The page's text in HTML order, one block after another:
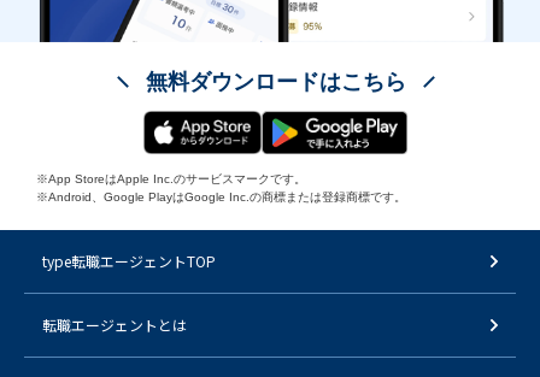
無料ダウンロードはこちら
※App StoreはApple Inc.のサービスマークです。
※Android、Google PlayはGoogle Inc.の商標または登録商標です。
type転職エージェントTOP
転職エージェントとは